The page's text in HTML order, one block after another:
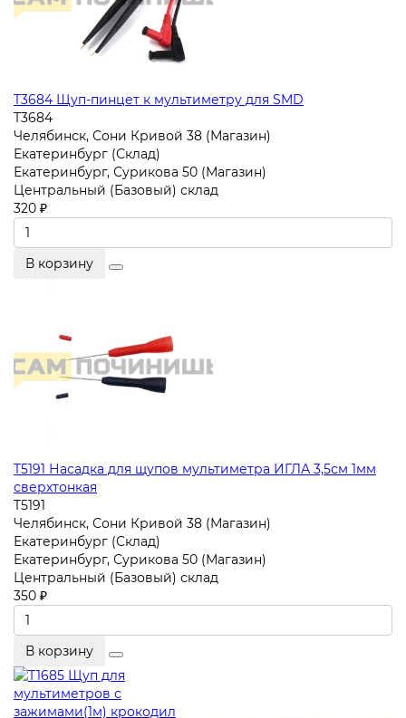
T3684 Щуп-пинцет к мультиметру для SMD
T3684
Челябинск, Сони Кривой 38 (Магазин)
Екатеринбург (Склад)
Екатеринбург, Сурикова 50 (Магазин)
Центральный (Базовый) склад
320 ₽
В корзину
T5191 Насадка для щупов мультиметра ИГЛА 3,5см 1мм
сверхтонкая
T5191
Челябинск, Сони Кривой 38 (Магазин)
Екатеринбург (Склад)
Екатеринбург, Сурикова 50 (Магазин)
Центральный (Базовый) склад
350 ₽
В корзину